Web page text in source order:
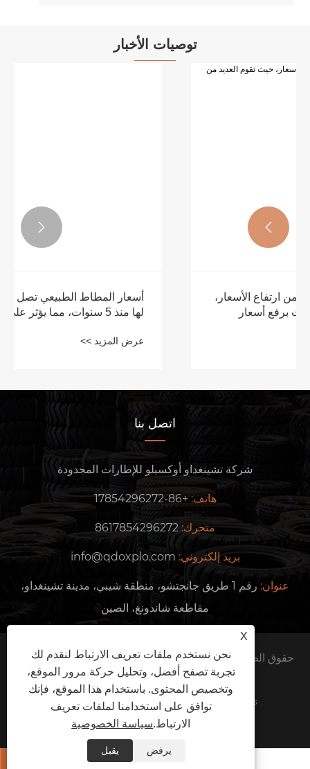
توصيات الأخبار
أسعار المطاط الطبيعي تصل إلى أعلى مستوى
لها منذ 5 سنوات، مما يؤثر على مصنعي الإطارات


اتصل بنا
شركة تشينغداو أوكسبلو للإطارات المحدودة
هاتف: +86-17854296272
متحرك: 8617854296272
بريد إلكتروني: info@qdoxplo.com
عنوان:
رقم 1 طريق جانجتشو، منطقة شيبي، مدينة تشينغداو،
مقاطعة شاندونغ، الصين
حقوق الطبع والنشر © 2024 شركة Qingdao Oxplo Tire Co.,
Links
Sitemap
RSS سياسة الخصوصية
X
نحن نستخدم ملفات تعريف الارتباط لنقدم لك
تجربة تصفح أفضل، وتحليل حركة مرور الموقع،
وتخصيص المحتوى. باستخدام هذا الموقع، فإنك
توافق على استخدامنا لملفات تعريف
الارتباط.سياسة الخصوصية
يرفض يقبل